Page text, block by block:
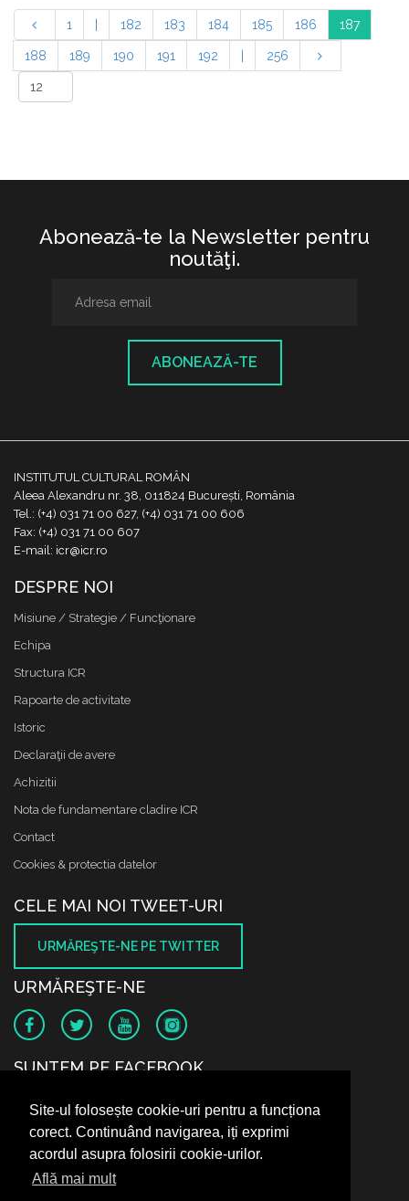
Site-ul folosește cookie-uri pentru a funcționa
corect. Continuând navigarea, iți exprimi
acordul asupra folosirii cookie-urilor.
Află mai mult
1 182 183 184 185 186 187
188 189 190 191 192 256
Abonează-te la Newsletter pentru
noutăţi.
ABONEAZĂ-TE
INSTITUTUL CULTURAL ROMÂN
Aleea Alexandru nr. 38, 011824 București, România
Tel.: (+4) 031 71 00 627, (+4) 031 71 00 606
Fax: (+4) 031 71 00 607
E-mail: icr@icr.ro
DESPRE NOI
Misiune / Strategie / Funcţionare
Echipa
Structura ICR
Rapoarte de activitate
Istoric
Declaraţii de avere
Achizitii
Nota de fundamentare cladire ICR
Contact
Cookies & protectia datelor
CELE MAI NOI TWEET-URI
URMĂREŞTE-NE PE TWITTER
URMĂREŞTE-NE
SUNTEM PE FACEBOOK